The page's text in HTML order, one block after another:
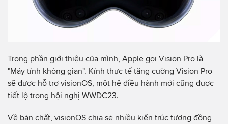
Trong phần giới thiệu của mình, Apple gọi Vision Pro là
"Máy tính không gian". Kính thực tế tăng cường Vision Pro
sẽ được hỗ trợ visionOS, một hệ điều hành mới cũng được
tiết lộ trong hội nghị WWDC23.
Về bản chất, visionOS chia sẻ nhiều kiến trúc tương đồng